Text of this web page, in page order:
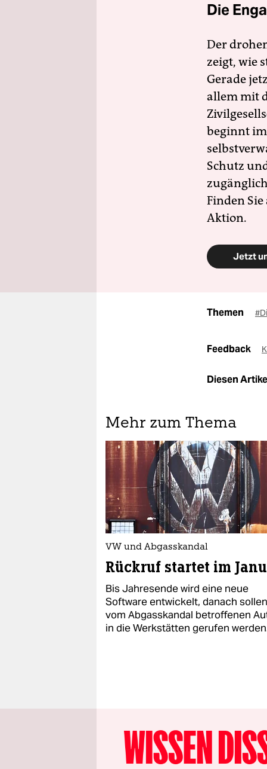
Die
Der
zeigt, wie
Gerade
allem mit
beginnt
Schutz
Finden
Aktion.
Jetzt
Themen
Feedback
Diesen
Mehr zum Thema
VW und Abgasskandal
Rückruf startet im
Bis Jahresende wird eine neue
Software entwickelt, danach
vom Abgasskandal betroffenen
in die Werkstätten gerufen